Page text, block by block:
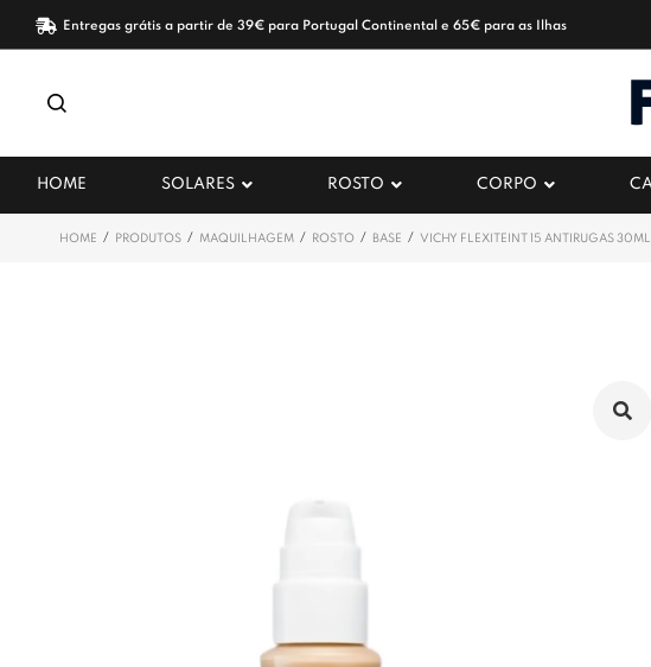
Entregas grátis a partir de 39€ para Portugal Continental e 65€ para as Ilhas
HOME SOLARES ROSTO CORPO
HOME / PRODUTOS / MAQUILHAGEM / ROSTO / BASE / VICHY FLEXITEINT 15 ANTIRUGAS 30ML